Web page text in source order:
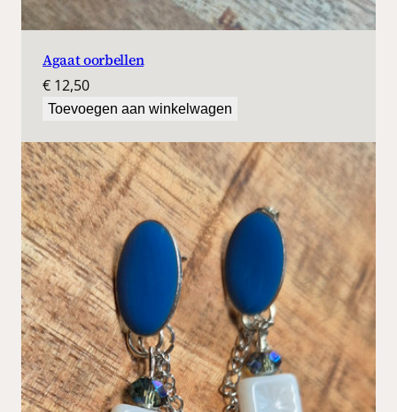
Agaat oorbellen
€ 12,50
Toevoegen aan winkelwagen